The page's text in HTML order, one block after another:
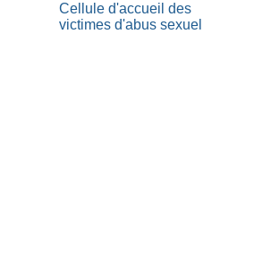
Cellule d'accueil des
victimes d'abus sexuel